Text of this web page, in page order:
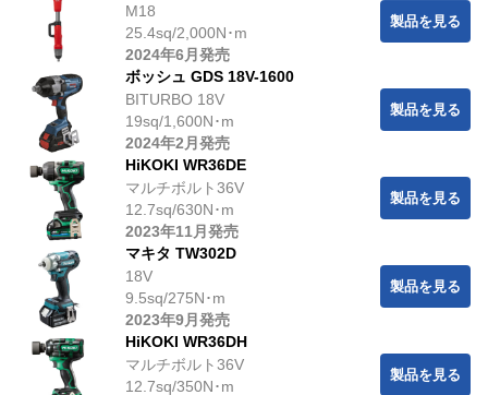
M18
25.4sq/2,000N･m
2024年6月発売
製品を見る
ボッシュ GDS 18V-1600
BITURBO 18V
19sq/1,600N･m
2024年2月発売
製品を見る
HiKOKI WR36DE
マルチボルト36V
12.7sq/630N･m
2023年11月発売
製品を見る
マキタ TW302D
18V
9.5sq/275N･m
2023年9月発売
製品を見る
HiKOKI WR36DH
マルチボルト36V
12.7sq/350N･m
製品を見る